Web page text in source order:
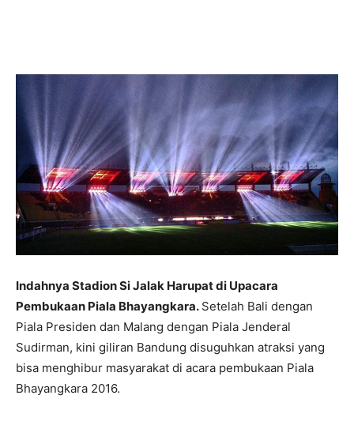
Indahnya Stadion Si Jalak Harupat di Upacara
Pembukaan Piala Bhayangkara. Setelah Bali dengan
Piala Presiden dan Malang dengan Piala Jenderal
Sudirman, kini giliran Bandung disuguhkan atraksi yang
bisa menghibur masyarakat di acara pembukaan Piala
Bhayangkara 2016.